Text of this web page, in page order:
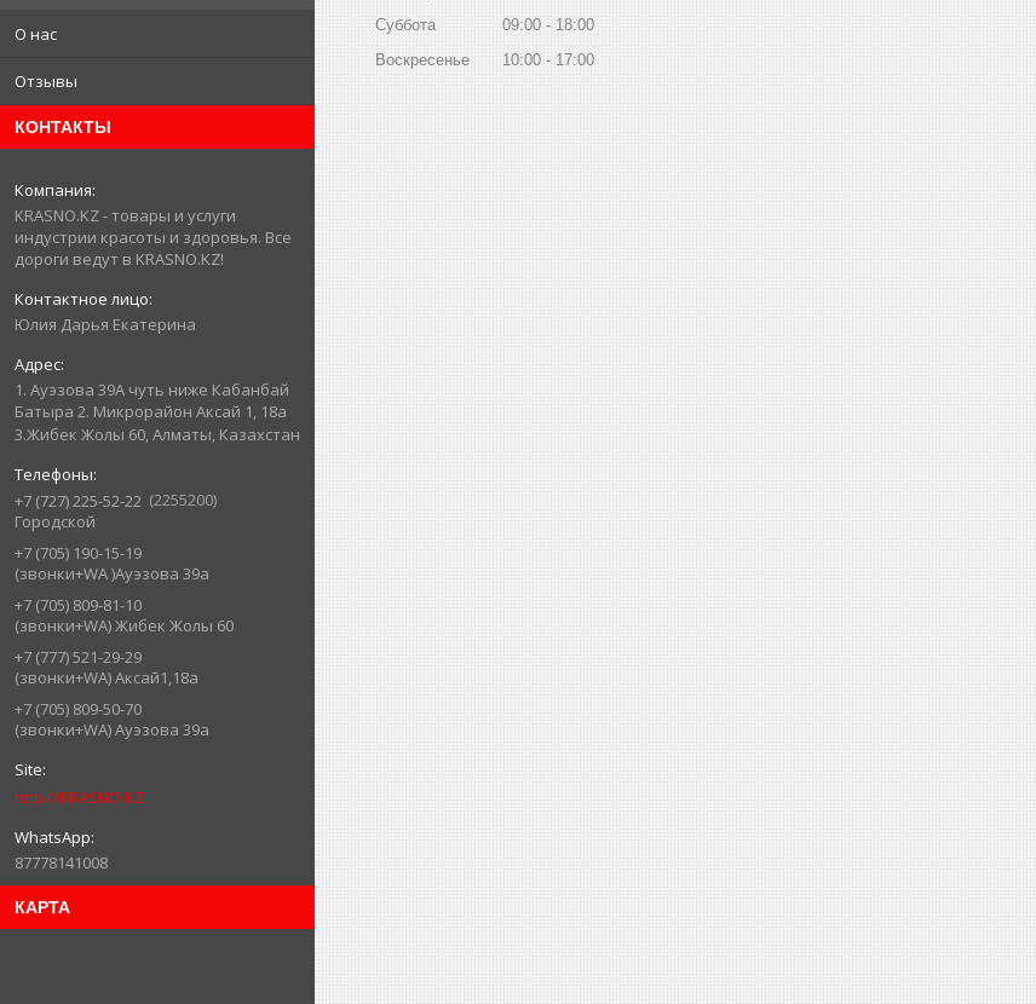
О нас
Отзывы
КОНТАКТЫ
KRASNO.KZ - товары и услуги
индустрии красоты и здоровья. Все
дороги ведут в KRASNO.KZ!
Юлия Дарья Екатерина
1. Ауэзова 39А чуть ниже Кабанбай
Батыра ㅤㅤㅤㅤㅤㅤㅤㅤㅤㅤㅤㅤㅤㅤ2. ​Микрорайон Аксай 1, 18а
3.Жибек Жолы 60, Алматы, Казахстан
+7 (727) 225-52-22 2255200
Городской
+7 (705) 190-15-19
(звонки+WA )Ауэзова 39а
+7 (705) 809-81-10
(звонки+WA) Жибек Жолы 60
+7 (777) 521-29-29
(звонки+WA) Аксай1,18а
+7 (705) 809-50-70
(звонки+WA) Ауэзова 39а
http://KRASNO.KZ
87778141008
КАРТА
Суббота
09:00
18:00
Воскресенье
10:00 17:00